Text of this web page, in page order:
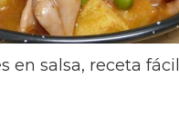
en salsa, receta fácil